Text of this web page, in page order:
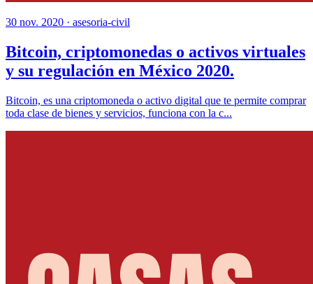
30 nov. 2020 · asesoria-civil
Bitcoin, criptomonedas o activos virtuales
y su regulación en México 2020.
Bitcoin, es una criptomoneda o activo digital que te permite comprar
toda clase de bienes y servicios, funciona con la c...